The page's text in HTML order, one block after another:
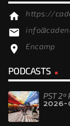
home https://
email
location_on Encamp
PODCASTS
PST 2ª
2026-